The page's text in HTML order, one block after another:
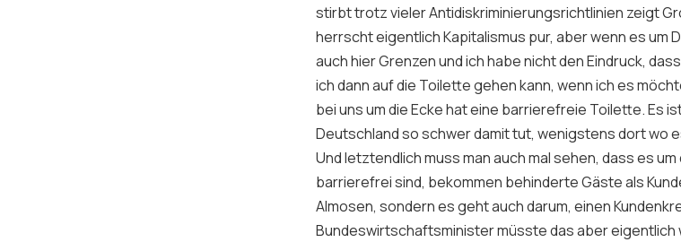
stirbt trotz vieler Antidiskriminierungsrichtlinien zeigt
herrscht eigentlich Kapitalismus pur, aber wenn es um
auch hier Grenzen und ich habe nicht den Eindruck,
ich dann auf die Toilette gehen kann, wenn ich es
bei uns um die Ecke hat eine barrierefreie Toilette. Es
Deutschland so schwer damit tut, wenigstens dort wo
Und letztendlich muss man auch mal sehen, dass es
barrierefrei sind, bekommen behinderte Gäste als
Almosen, sondern es geht auch darum, einen
Bundeswirtschaftsminister müsste das aber eigentlich